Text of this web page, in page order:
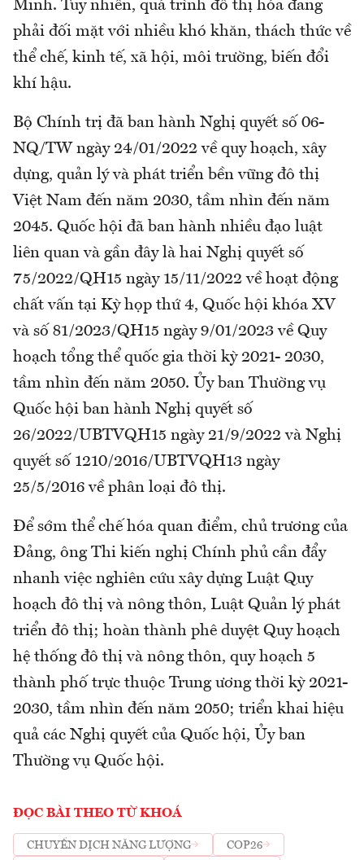
Minh. Tuy nhiên, quá trình đô thị hóa đang
phải đối mặt với nhiều khó khăn, thách thức về
thể chế, kinh tế, xã hội, môi trường, biến đổi
khí hậu.
Bộ Chính trị đã ban hành Nghị quyết số 06-
NQ/TW ngày 24/01/2022 về quy hoạch, xây
dựng, quản lý và phát triển bền vững đô thị
Việt Nam đến năm 2030, tầm nhìn đến năm
2045. Quốc hội đã ban hành nhiều đạo luật
liên quan và gần đây là hai Nghị quyết số
75/2022/QH15 ngày 15/11/2022 về hoạt động
chất vấn tại Kỳ họp thứ 4, Quốc hội khóa XV
và số 81/2023/QH15 ngày 9/01/2023 về Quy
hoạch tổng thể quốc gia thời kỳ 2021- 2030,
tầm nhìn đến năm 2050. Ủy ban Thường vụ
Quốc hội ban hành Nghị quyết số
26/2022/UBTVQH15 ngày 21/9/2022 và Nghị
quyết số 1210/2016/UBTVQH13 ngày
25/5/2016 về phân loại đô thị.
Để sớm thể chế hóa quan điểm, chủ trương của
Đảng, ông Thi kiến nghị Chính phủ cần đẩy
nhanh việc nghiên cứu xây dựng Luật Quy
hoạch đô thị và nông thôn, Luật Quản lý phát
triển đô thị; hoàn thành phê duyệt Quy hoạch
hệ thống đô thị và nông thôn, quy hoạch 5
thành phố trực thuộc Trung ương thời kỳ 2021-
2030, tầm nhìn đến năm 2050; triển khai hiệu
quả các Nghị quyết của Quốc hội, Ủy ban
Thường vụ Quốc hội.
ĐỌC BÀI THEO TỪ KHOÁ
CHUYỂN DỊCH NĂNG LƯỢNG
COP26